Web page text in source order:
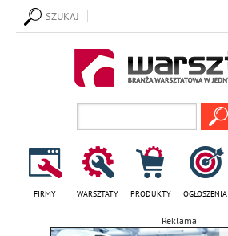
SZUKAJ
FIRMY WARSZTATY PRODUKTY OGŁOSZENIA
Reklama